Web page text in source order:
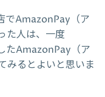
でAmazonPay（ア
た人は、一度
たAmazonPay（ア
みるとよいと思いま